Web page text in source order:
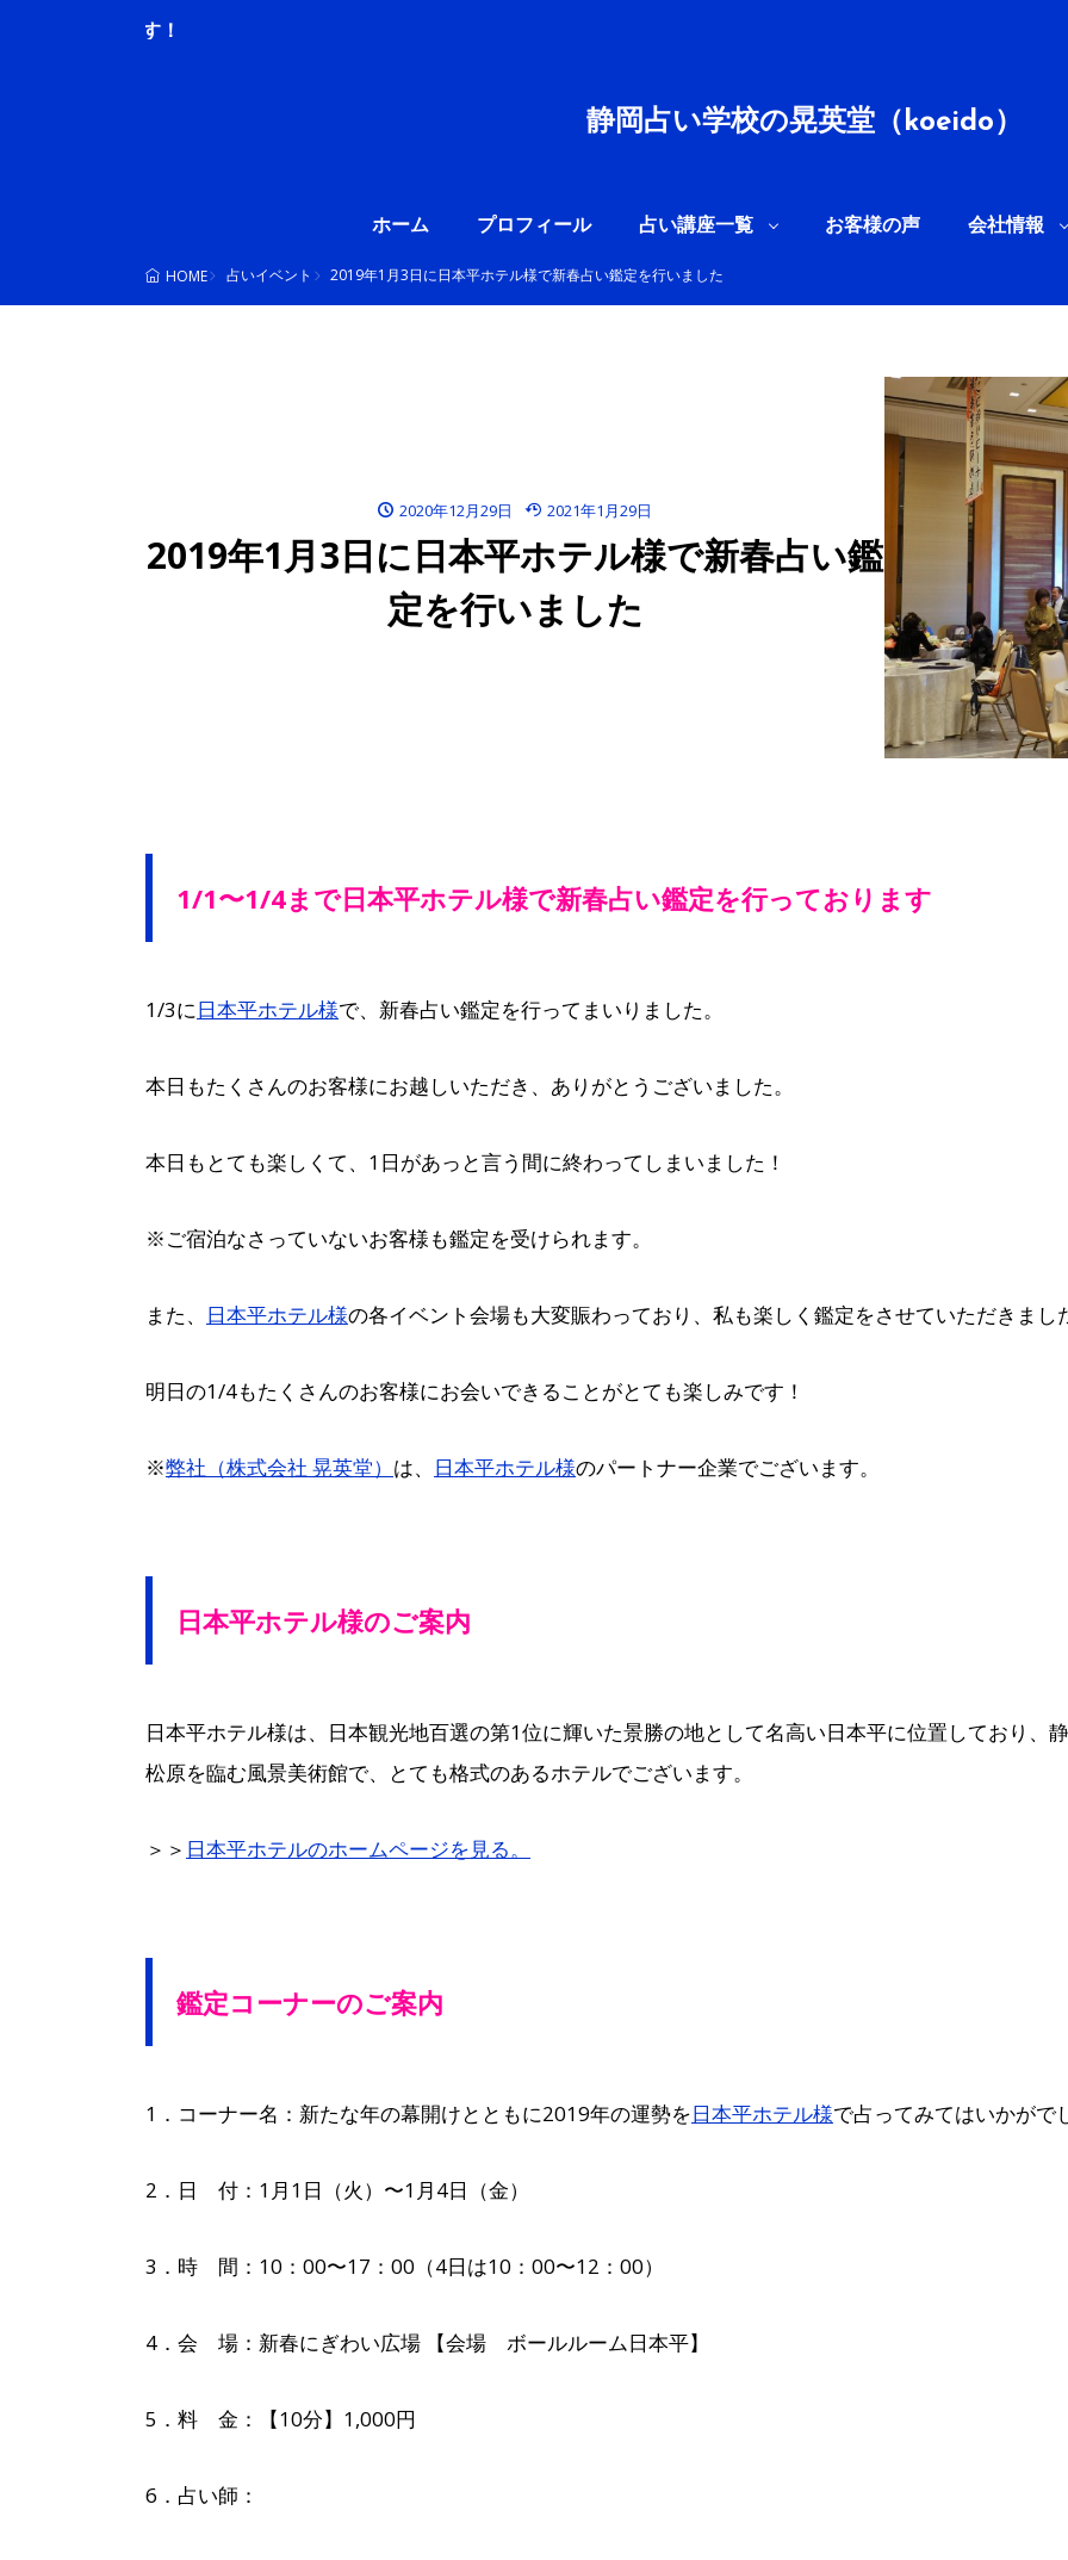
静岡占い学校の晃英堂（koeido）
ホーム プロフィール 占い講座一覧 お客様の声 会社情報
HOME 占いイベント 2019年1月3日に日本平ホテル様で新春占い鑑定を行いました
2020年12月29日 2021年1月29日
2019年1月3日に日本平ホテル様で新春占い鑑
定を行いました
1/1〜1/4まで日本平ホテル様で新春占い鑑定を行っております
1/3に日本平ホテル様で、新春占い鑑定を行ってまいりました。
本日もたくさんのお客様にお越しいただき、ありがとうございました。
本日もとても楽しくて、1日があっと言う間に終わってしまいました！
※ご宿泊なさっていないお客様も鑑定を受けられます。
また、 日本平ホテル様の各イベント会場も大変賑わっており、私も楽しく鑑定をさせていただきまし
明日の1/4もたくさんのお客様にお会いできることがとても楽しみです！
※弊社（株式会社 晃英堂） は、 日本平ホテル様のパートナー企業でございます。
日本平ホテル様のご案内
日本平ホテル様は、日本観光地百選の第1位に輝いた景勝の地として名高い日本平に位置しており、
松原を臨む風景美術館で、とても格式のあるホテルでございます。
＞＞ 日本平ホテルのホームページを見る。
鑑定コーナーのご案内
1．コーナー名：新たな年の幕開けとともに2019年の運勢を日本平ホテル様で占ってみてはいかがで
2．日 付：1月1日（火）〜1月4日（金）
3．時 間：10：00〜17：00（4日は10：00〜12：00）
4．会 場：新春にぎわい広場 【会場 ボールルーム日本平】
5．料 金：【10分】1,000円
6．占い師：